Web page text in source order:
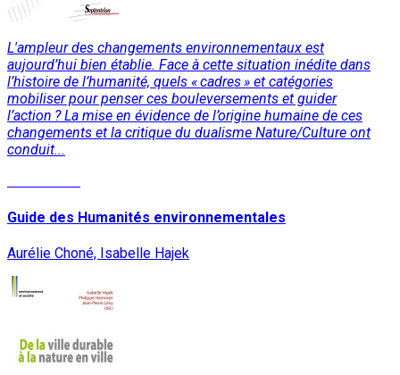
L'ampleur des changements environnementaux est
aujourd’hui bien établie. Face à cette situation inédite dans
l’histoire de l’humanité, quels « cadres » et catégories
mobiliser pour penser ces bouleversements et guider
l’action ? La mise en évidence de l’origine humaine de ces
changements et la critique du dualisme Nature/Culture ont
conduit...
Guide des Humanités environnementales
Aurélie Choné, Isabelle Hajek